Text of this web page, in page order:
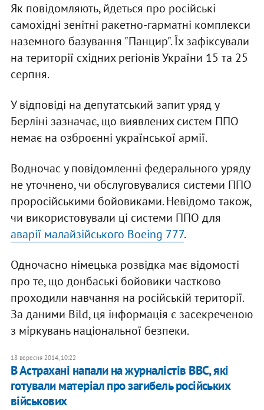
Як повідомляють, йдеться про російські
самохідні зенітні ракетно-гарматні комплекси
наземного базування "Панцир". Їх зафіксували
на території східних регіонів України 15 та 25
серпня.
У відповіді на депутатський запит уряд у
Берліні зазначає, що виявлених систем ППО
немає на озброєнні української армії.
Водночас у повідомленні федерального уряду
не уточнено, чи обслуговувалися системи ППО
проросійськими бойовиками. Невідомо також,
чи використовували ці системи ППО для
аварії малайзійського Boeing 777.
Одночасно німецька розвідка має відомості
про те, що донбаські бойовики частково
проходили навчання на російській території.
За даними Bild, ця інформація є засекреченою
з міркувань національної безпеки.
18 вересня 2014, 10:22
В Астрахані напали на журналістів ВВС, які
готували матеріал про загибель російських
військових